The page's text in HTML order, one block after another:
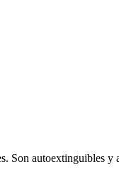
Son autoextinguibles y